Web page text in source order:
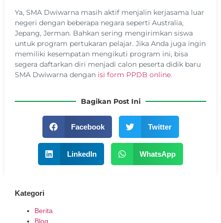
Ya, SMA Dwiwarna masih aktif menjalin kerjasama luar
negeri dengan beberapa negara seperti Australia,
Jepang, Jerman. Bahkan sering mengirimkan siswa
untuk program pertukaran pelajar. Jika Anda juga ingin
memiliki kesempatan mengikuti program ini, bisa
segera daftarkan diri menjadi calon peserta didik baru
SMA Dwiwarna dengan isi form PPDB online.
Bagikan Post Ini
Facebook Twitter
LinkedIn WhatsApp
Kategori
Berita
Blog